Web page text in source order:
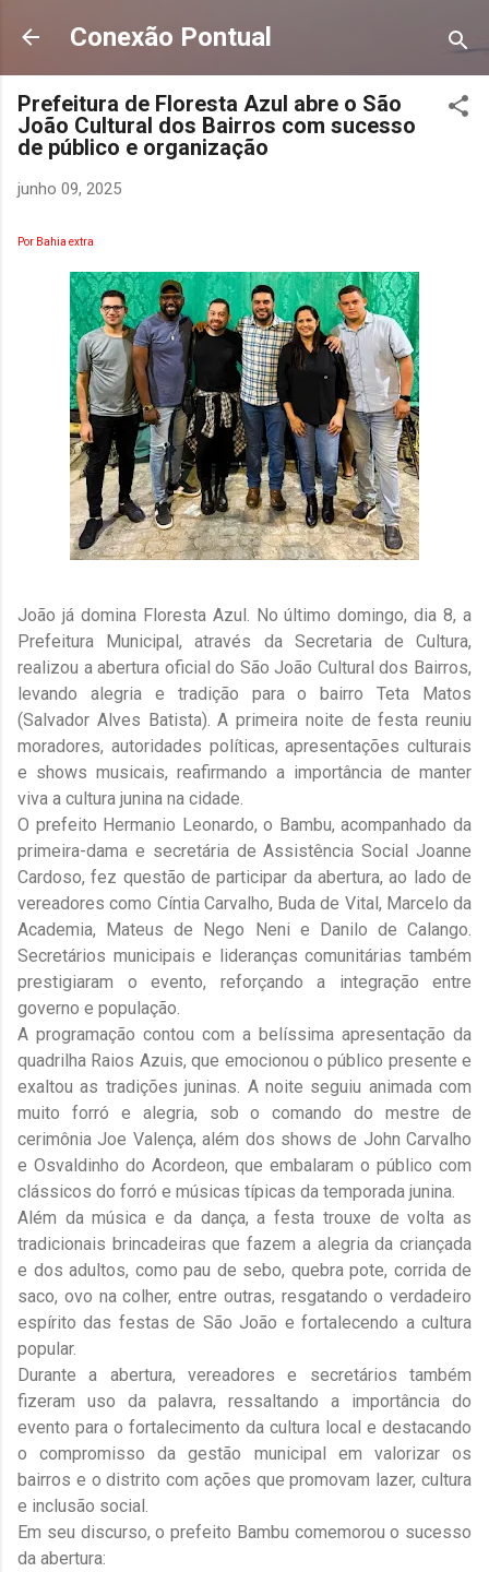
Pular para o conteúdo principal
Conexão Pontual
Prefeitura de Floresta Azul abre o São
João Cultural dos Bairros com sucesso
de público e organização
junho 09, 2025
Por Bahia extra
João já domina Floresta Azul. No último domingo, dia 8, a
Prefeitura Municipal, através da Secretaria de Cultura,
realizou a abertura oficial do São João Cultural dos Bairros,
levando alegria e tradição para o bairro Teta Matos
(Salvador Alves Batista). A primeira noite de festa reuniu
moradores, autoridades políticas, apresentações culturais
e shows musicais, reafirmando a importância de manter
viva a cultura junina na cidade.
O prefeito Hermanio Leonardo, o Bambu, acompanhado da
primeira-dama e secretária de Assistência Social Joanne
Cardoso, fez questão de participar da abertura, ao lado de
vereadores como Cíntia Carvalho, Buda de Vital, Marcelo da
Academia, Mateus de Nego Neni e Danilo de Calango.
Secretários municipais e lideranças comunitárias também
prestigiaram o evento, reforçando a integração entre
governo e população.
A programação contou com a belíssima apresentação da
quadrilha Raios Azuis, que emocionou o público presente e
exaltou as tradições juninas. A noite seguiu animada com
muito forró e alegria, sob o comando do mestre de
cerimônia Joe Valença, além dos shows de John Carvalho
e Osvaldinho do Acordeon, que embalaram o público com
clássicos do forró e músicas típicas da temporada junina.
Além da música e da dança, a festa trouxe de volta as
tradicionais brincadeiras que fazem a alegria da criançada
e dos adultos, como pau de sebo, quebra pote, corrida de
saco, ovo na colher, entre outras, resgatando o verdadeiro
espírito das festas de São João e fortalecendo a cultura
popular.
Durante a abertura, vereadores e secretários também
fizeram uso da palavra, ressaltando a importância do
evento para o fortalecimento da cultura local e destacando
o compromisso da gestão municipal em valorizar os
bairros e o distrito com ações que promovam lazer, cultura
e inclusão social.
Em seu discurso, o prefeito Bambu comemorou o sucesso
da abertura: